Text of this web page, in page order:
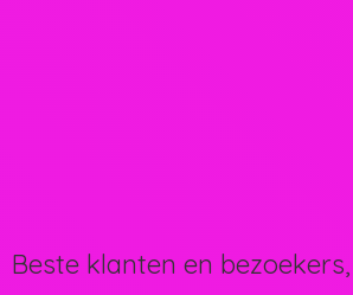
Beste klanten en bezoekers,